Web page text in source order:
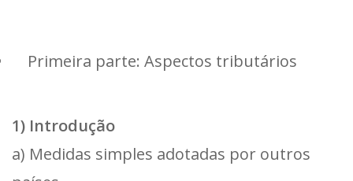
Primeira parte: Aspectos tributários
1) Introdução
a) Medidas simples adotadas por outros